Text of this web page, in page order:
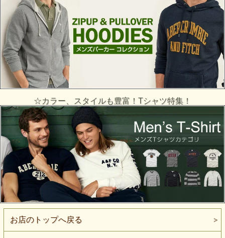
☆カラー、スタイルも豊富！Tシャツ特集！
お店のトップへ戻る